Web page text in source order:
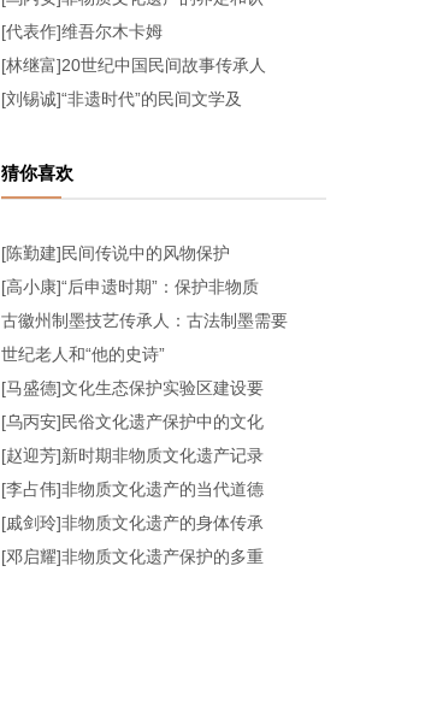
[代表作]维吾尔木卡姆
[林继富]20世纪中国民间故事传承人
[刘锡诚]“非遗时代”的民间文学及
猜你喜欢
[陈勤建]民间传说中的风物保护
[高小康]“后申遗时期”：保护非物质
古徽州制墨技艺传承人：古法制墨需要
世纪老人和“他的史诗”
[马盛德]文化生态保护实验区建设要
[乌丙安]民俗文化遗产保护中的文化
[赵迎芳]新时期非物质文化遗产记录
[李占伟]非物质文化遗产的当代道德
[戚剑玲]非物质文化遗产的身体传承
[邓启耀]非物质文化遗产保护的多重